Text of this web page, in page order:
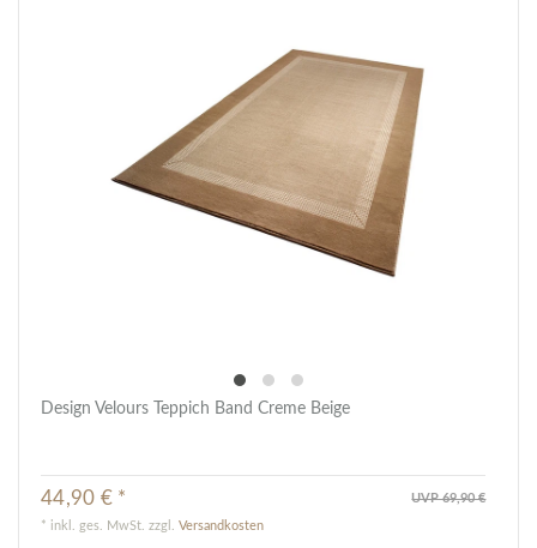
Design Velours Teppich Band Creme Beige
UVP 69,90 €
44,90 € *
* inkl. ges. MwSt. zzgl.Versandkosten